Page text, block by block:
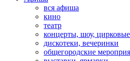
вся афиша
кино
театр
концерты, шоу,
дискотеки, вечеринки
общегородские